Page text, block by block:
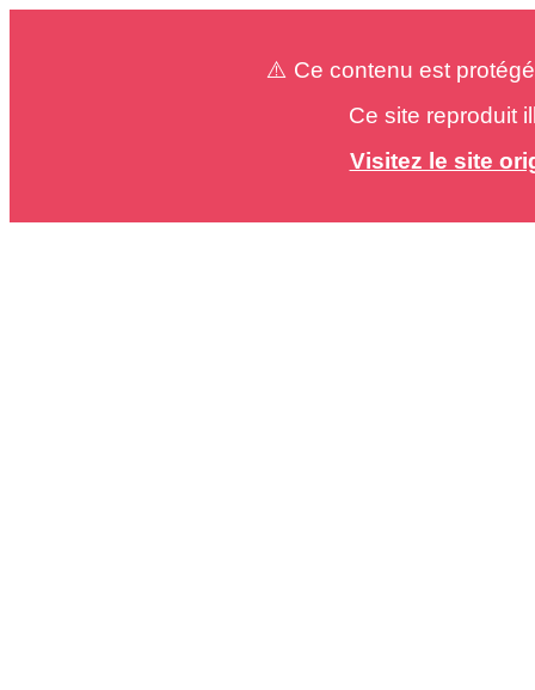
⚠️ Ce contenu est
Ce site reproduit
Visitez le site